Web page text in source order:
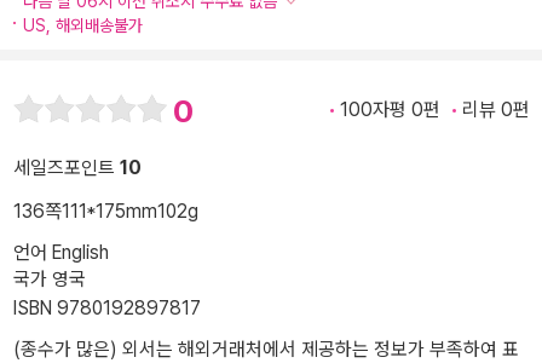
US, 해외배송불가
0 100자평 0편 리뷰 0편
세일즈포인트 10
136쪽111*175mm102g
언어 English
국가 영국
ISBN 9780192897817
(종수가 많은) 외서는 해외거래처에서 제공하는 정보가 부족하여 표